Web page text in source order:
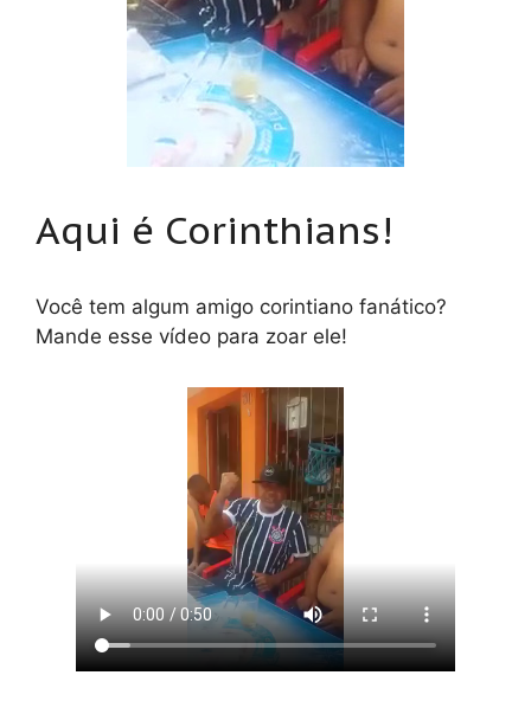
Aqui é Corinthians!
Você tem algum amigo corintiano fanático?
Mande esse vídeo para zoar ele!